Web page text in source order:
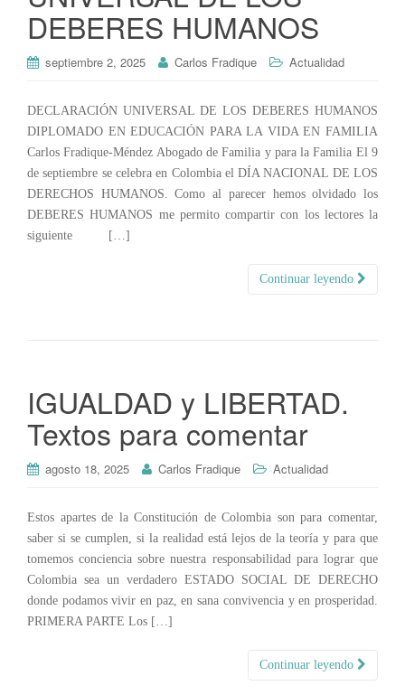
DEBERES HUMANOS
septiembre 2, 2025 Carlos Fradique Actualidad
DECLARACIÓN UNIVERSAL DE LOS DEBERES HUMANOS
DIPLOMADO EN EDUCACIÓN PARA LA VIDA EN FAMILIA
Carlos Fradique-Méndez Abogado de Familia y para la Familia El 9
de septiembre se celebra en Colombia el DÍA NACIONAL DE LOS
DERECHOS HUMANOS. Como al parecer hemos olvidado los
DEBERES HUMANOS me permito compartir con los lectores la
siguiente […]
Continuar leyendo
IGUALDAD y LIBERTAD.
Textos para comentar
agosto 18, 2025 Carlos Fradique Actualidad
Estos apartes de la Constitución de Colombia son para comentar,
saber si se cumplen, si la realidad está lejos de la teoría y para que
tomemos conciencia sobre nuestra responsabilidad para lograr que
Colombia sea un verdadero ESTADO SOCIAL DE DERECHO
donde podamos vivir en paz, en sana convivencia y en prosperidad.
PRIMERA PARTE Los […]
Continuar leyendo